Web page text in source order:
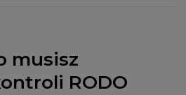
musisz
RODO